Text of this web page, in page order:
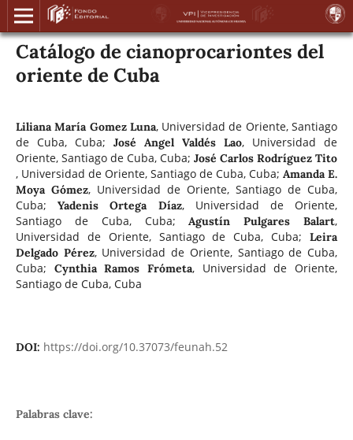
Catálogo de cianoprocariontes del
oriente de Cuba
Liliana María Gomez Luna, Universidad de Oriente, Santiago
de Cuba, Cuba; José Angel Valdés Lao, Universidad de
Oriente, Santiago de Cuba, Cuba;José Carlos Rodríguez Tito
, Universidad de Oriente, Santiago de Cuba, Cuba;Amanda E.
Moya Gómez, Universidad de Oriente, Santiago de Cuba,
Cuba;Yadenis Ortega Díaz, Universidad de Oriente,
Santiago de Cuba, Cuba;Agustín Pulgares Balart,
Universidad de Oriente, Santiago de Cuba, Cuba;Leira
Delgado Pérez, Universidad de Oriente, Santiago de Cuba,
Cuba; Cynthia Ramos Frómeta, Universidad de Oriente,
Santiago de Cuba, Cuba
DOI: https://doi.org/10.37073/feunah.52
Palabras clave: